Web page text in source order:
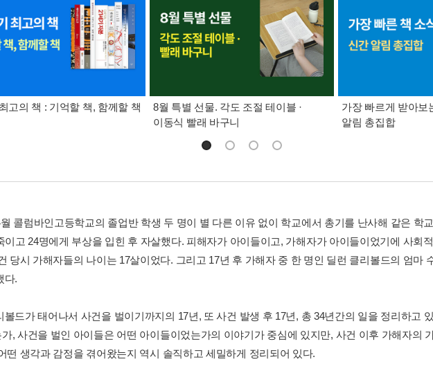
고의 책 : 기억할 책, 함께할 책
8월 특별 선물. 각도 조절 테이블 ·
이동식 빨래 바구니
가장 빠르게 받아보
알림 총집합
콜럼바인고등학교의 졸업반 학생 두 명이 별 다른 이유 없이 학교에서 총기를 난사해 같은 학
이고 24명에게 부상을 입힌 후 자살했다. 피해자가 아이들이고, 가해자가 아이들이었기에 사회
당시 가해자들의 나이는 17살이었다. 그리고 17년 후 가해자 중 한 명인 딜런 클리볼드의 엄마
다.
볼드가 태어나서 사건을 벌이기까지의 17년, 또 사건 발생 후 17년, 총 34년간의 일을 정리하고
, 사건을 벌인 아이들은 어떤 아이들이었는가의 이야기가 중심에 있지만, 사건 이후 가해자의
떤 생각과 감정을 겪어왔는지 역시 솔직하고 세밀하게 정리되어 있다.